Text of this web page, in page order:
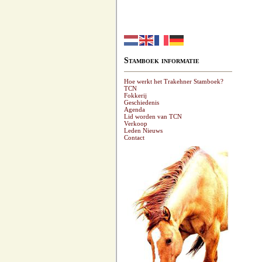
Stamboek informatie
Hoe werkt het Trakehner Stamboek?
TCN
Fokkerij
Geschiedenis
Agenda
Lid worden van TCN
Verkoop
Leden Nieuws
Contact